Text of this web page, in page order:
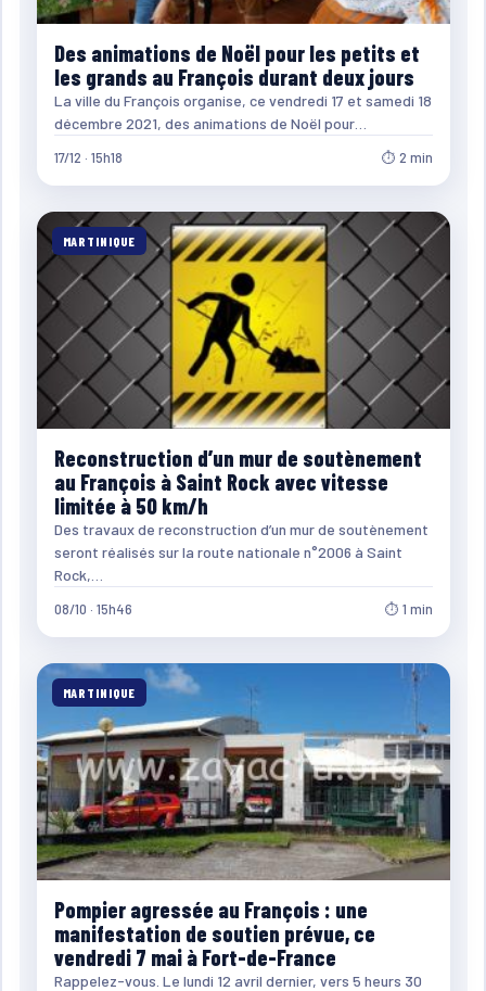
Des animations de Noël pour les petits et
les grands au François durant deux jours
La ville du François organise, ce vendredi 17 et samedi 18
décembre 2021, des animations de Noël pour…
17/12 · 15h18 ⏱ 2 min
MARTINIQUE
Reconstruction d’un mur de soutènement
au François à Saint Rock avec vitesse
limitée à 50 km/h
Des travaux de reconstruction d’un mur de soutènement
seront réalisés sur la route nationale n°2006 à Saint
Rock,…
08/10 · 15h46 ⏱ 1 min
MARTINIQUE
Pompier agressée au François : une
manifestation de soutien prévue, ce
vendredi 7 mai à Fort-de-France
Rappelez-vous. Le lundi 12 avril dernier, vers 5 heurs 30